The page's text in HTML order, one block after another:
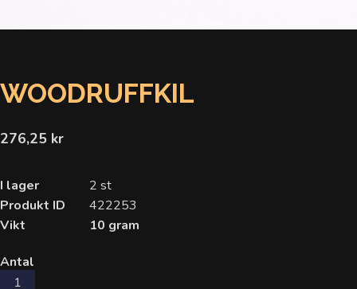
WOODRUFFKIL
276,25 kr
I lager
2 st
Produkt ID
422253
Vikt
10 gram
Antal